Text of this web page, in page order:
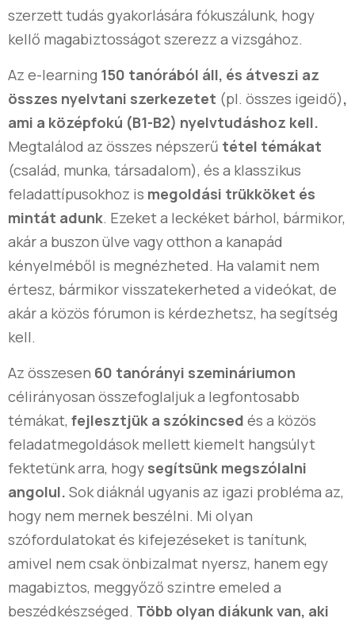
szerzett tudás gyakorlására fókuszálunk, hogy
kellő magabiztosságot szerezz a vizsgához.
Az e-learning 150 tanórából áll, és átveszi az
összes nyelvtani szerkezetet (pl. összes igeidő),
ami a középfokú (B1-B2) nyelvtudáshoz kell.
Megtalálod az összes népszerű tétel témákat
(család, munka, társadalom), és a klasszikus
feladattípusokhoz is megoldási trükköket és
mintát adunk. Ezeket a leckéket bárhol, bármikor,
akár a buszon ülve vagy otthon a kanapád
kényelméből is megnézheted. Ha valamit nem
értesz, bármikor visszatekerheted a videókat, de
akár a közös fórumon is kérdezhetsz, ha segítség
kell.
Az összesen 60 tanórányi szemináriumon
célirányosan összefoglaljuk a legfontosabb
témákat, fejlesztjük a szókincsed és a közös
feladatmegoldások mellett kiemelt hangsúlyt
fektetünk arra, hogy segítsünk megszólalni
angolul. Sok diáknál ugyanis az igazi probléma az,
hogy nem mernek beszélni. Mi olyan
szófordulatokat és kifejezéseket is tanítunk,
amivel nem csak önbizalmat nyersz, hanem egy
magabiztos, meggyőző szintre emeled a
beszédkészséged. Több olyan diákunk van, aki